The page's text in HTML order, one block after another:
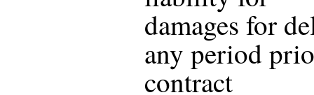
damages for
any period
contract